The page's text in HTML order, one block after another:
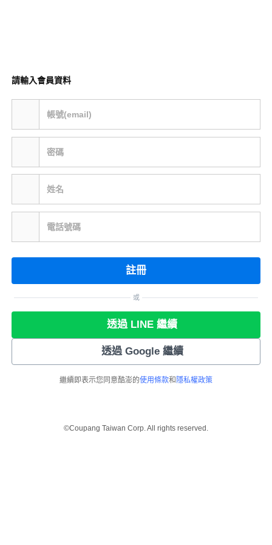
請輸入會員資料
帳號(email)
密碼
姓名
電話號碼
註冊
或
透過 LINE 繼續
透過 Google 繼續
繼續即表示您同意酷澎的使用條款和 隱私權政策
©Coupang Taiwan Corp. All rights reserved.